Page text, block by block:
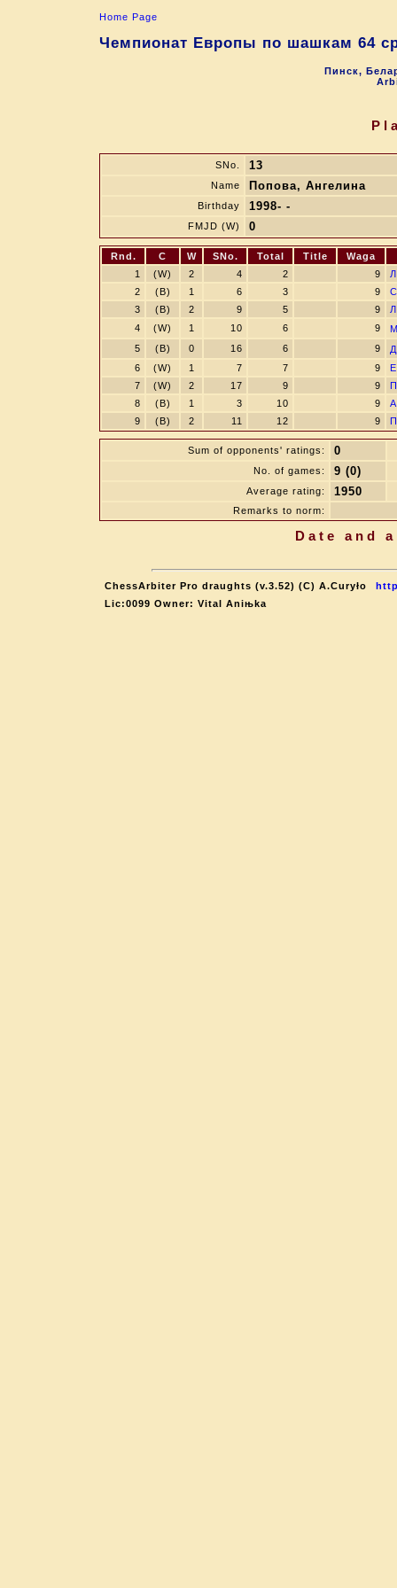
Home Page
Чемпионат Европы по шашкам 64
Пинск,
SNo. 13
Name Попова, Ангелина
Birthday 1998- -
FMJD (W) 0
Rnd. C W SNo. Total Title
Waga
1
(W) 2 4 2 9
2
(B) 1 6 3 9
3
(B) 2 9 5 9
4
(W) 1 10 6 9
5
(B) 0 16 6 9
6
(W) 1 7 7 9
7
(W) 2 17 9 9
8
(B) 1 3 10 9
9
(B) 2 11 12 9
Sum of opponents' ratings: 0
No. of games: 9 (0)
Average rating: 1950
Remarks to norm:
Date and
ChessArbiter Pro draughts (v.3.52) (C) A.Curyło
Lic:0099 Owner: Vital Aniњka